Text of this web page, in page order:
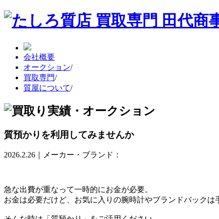
会社概要
オークション/
買取専門/
質屋について/
質預かりを利用してみませんか
2026.2.26｜メーカー・ブランド：
急な出費が重なって一時的にお金が必要。
お金は必要だけど、お気に入りの腕時計やブランドバックは